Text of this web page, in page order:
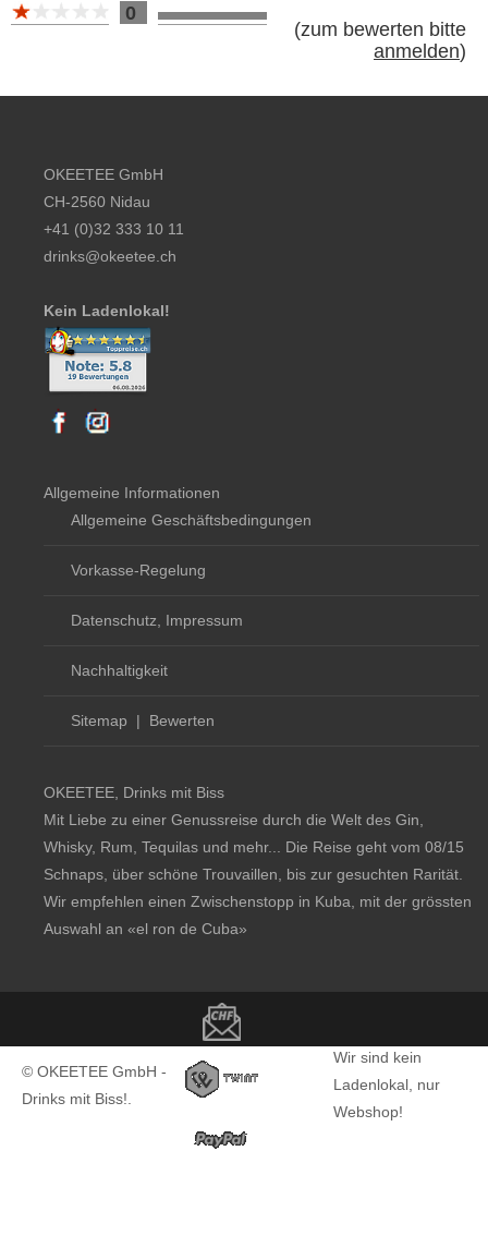
0
(zum bewerten bitte
anmelden)
© OKEETEE GmbH -
Drinks mit Biss!.
Wir sind kein
Ladenlokal, nur
Webshop!
OKEETEE GmbH
CH-2560 Nidau
+41 (0)32 333 10 11
drinks@okeetee.ch
Kein Ladenlokal!
Allgemeine Informationen
Allgemeine Geschäftsbedingungen
Vorkasse-Regelung
Datenschutz, Impressum
Nachhaltigkeit
Sitemap | Bewerten
OKEETEE, Drinks mit Biss
Mit Liebe zu einer Genussreise durch die Welt des Gin,
Whisky, Rum, Tequilas und mehr... Die Reise geht vom 08/15
Schnaps, über schöne Trouvaillen, bis zur gesuchten Rarität.
Wir empfehlen einen Zwischenstopp in Kuba, mit der grössten
Auswahl an «el ron de Cuba»